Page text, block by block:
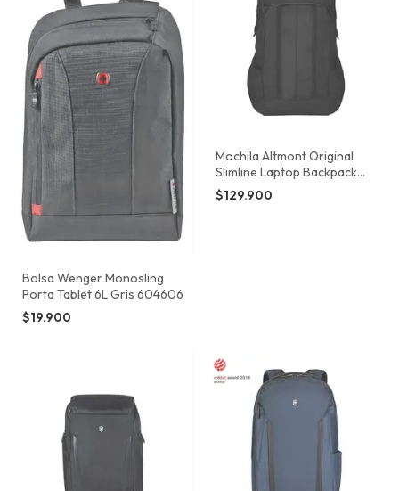
Bolsa Wenger Monosling
Porta Tablet 6L Gris 604606
$19.900
Mochila Altmont Original
Slimline Laptop Backpack
Negro Victorinox
$129.900